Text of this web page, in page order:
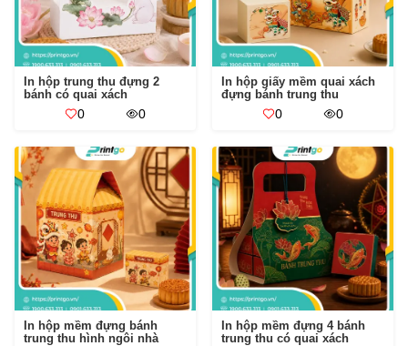
In hộp trung thu đựng 2
bánh có quai xách
0 0
In hộp giấy mềm quai xách
đựng bánh trung thu
0 0
In hộp mềm đựng bánh
trung thu hình ngôi nhà
In hộp mềm đựng 4 bánh
trung thu có quai xách